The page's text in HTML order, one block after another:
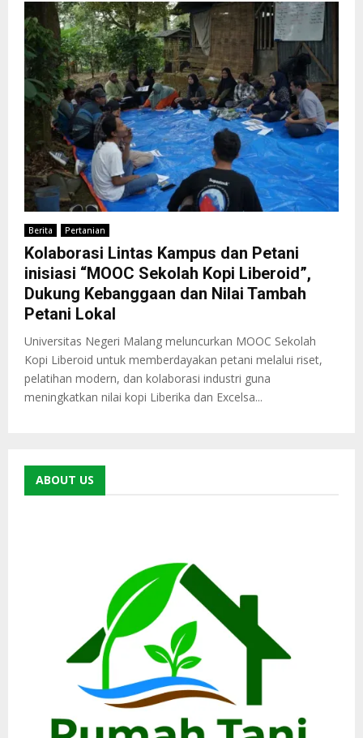
Berita Pertanian
Kolaborasi Lintas Kampus dan Petani
inisiasi “MOOC Sekolah Kopi Liberoid”,
Dukung Kebanggaan dan Nilai Tambah
Petani Lokal
Universitas Negeri Malang meluncurkan MOOC Sekolah
Kopi Liberoid untuk memberdayakan petani melalui riset,
pelatihan modern, dan kolaborasi industri guna
meningkatkan nilai kopi Liberika dan Excelsa...
ABOUT US